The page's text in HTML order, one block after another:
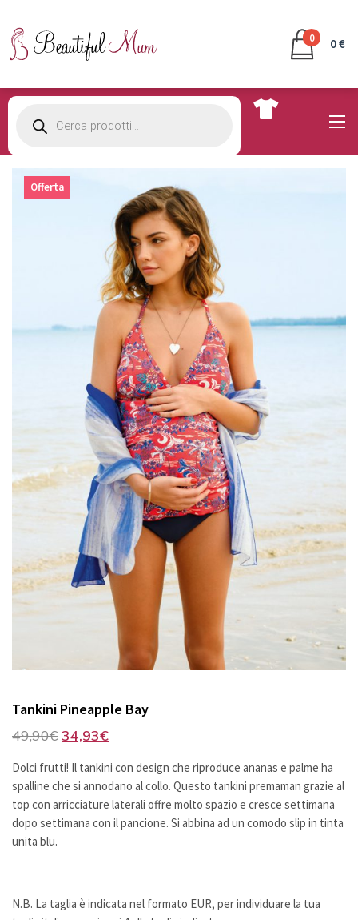
0 0 €
search
Offerta
Tankini Pineapple Bay
49,90€ Il
originale
era:
49,90€.
34,93€Il
attuale
è:
34,93€.
Dolci frutti! Il tankini con design che riproduce ananas e palme ha
spalline che si annodano al collo. Questo tankini premaman grazie al
top con arricciature laterali offre molto spazio e cresce settimana
dopo settimana con il pancione. Si abbina ad un comodo slip in tinta
unita blu.
N.B. La taglia è indicata nel formato EUR, per individuare la tua